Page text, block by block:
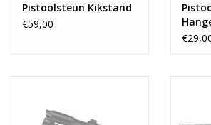
Pistoolsteun Kikstand
€59,00